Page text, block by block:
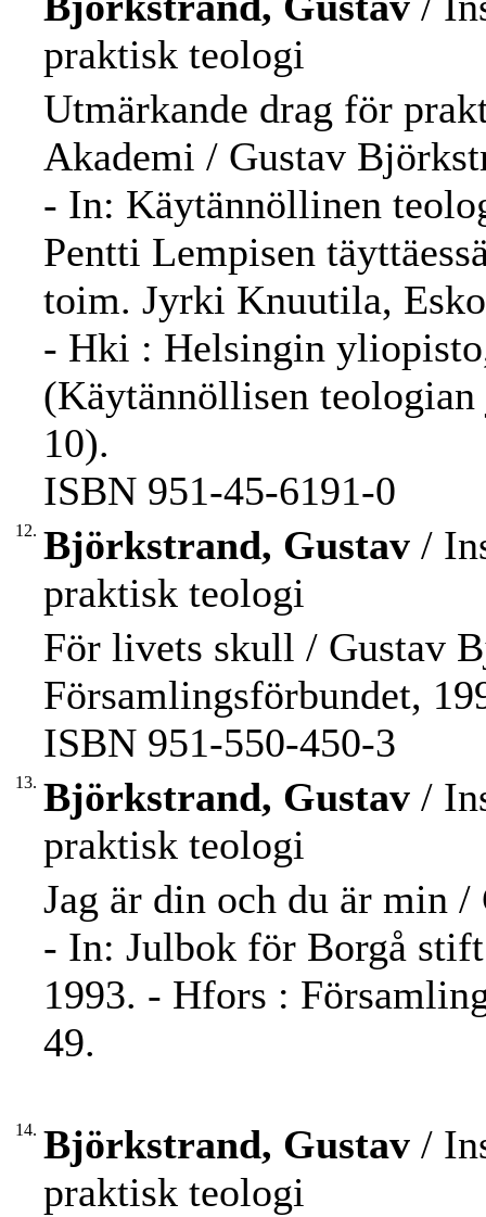
praktisk teologi
Utmärkande drag för
Akademi / Gustav
- In: Käytännöllinen
Pentti Lempisen
toim. Jyrki Knuutila,
- Hki : Helsingin
(Käytännöllisen
10).
ISBN 951-45-6191-0
12. Björkstrand, Gustav /
praktisk teologi
För livets skull / Gustav
Församlingsförbundet,
ISBN 951-550-450-3
13. Björkstrand, Gustav /
praktisk teologi
Jag är din och du är min
- In: Julbok för Borgå
1993. - Hfors :
49.
14. Björkstrand, Gustav /
praktisk teologi